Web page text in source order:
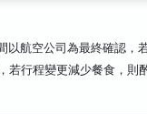
以航空公司為最終確認，
若行程變更減少餐食，則